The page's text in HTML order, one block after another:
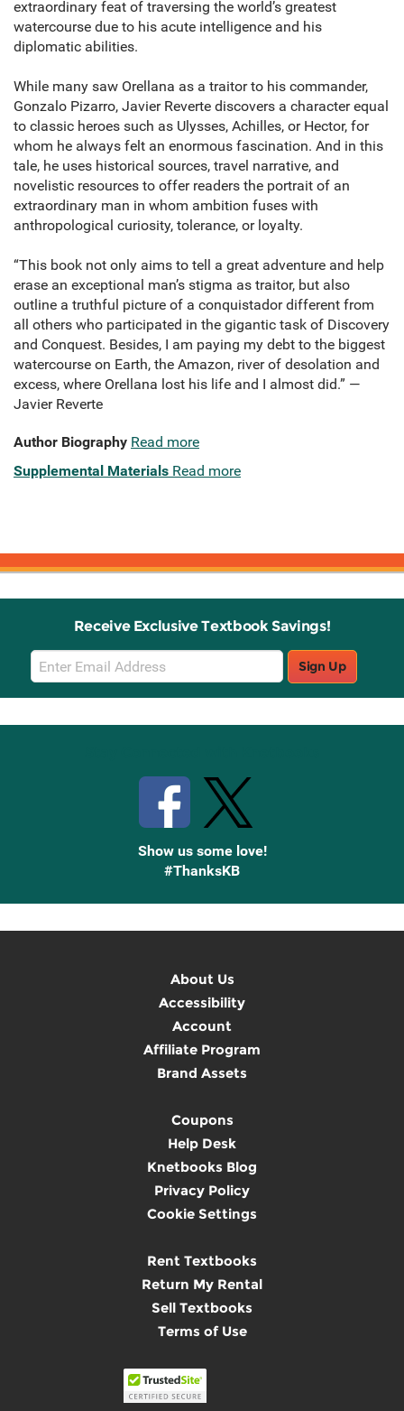
extraordinary feat of traversing the world’s greatest
watercourse due to his acute intelligence and his
diplomatic abilities.
While many saw Orellana as a traitor to his commander,
Gonzalo Pizarro, Javier Reverte discovers a character equal
to classic heroes such as Ulysses, Achilles, or Hector, for
whom he always felt an enormous fascination. And in this
tale, he uses historical sources, travel narrative, and
novelistic resources to offer readers the portrait of an
extraordinary man in whom ambition fuses with
anthropological curiosity, tolerance, or loyalty.
“This book not only aims to tell a great adventure and help
erase an exceptional man’s stigma as traitor, but also
outline a truthful picture of a conquistador different from
all others who participated in the gigantic task of Discovery
and Conquest. Besides, I am paying my debt to the biggest
watercourse on Earth, the Amazon, river of desolation and
excess, where Orellana lost his life and I almost did.” —
Javier Reverte
Author Biography Read more
Supplemental Materials Read more
Receive Exclusive Textbook Savings!
Email
Sign
Up
Sign Up
Show us some love!
#ThanksKB
About Us
Accessibility
Account
Affiliate Program
Brand Assets
Coupons
Help Desk
Knetbooks Blog
Privacy Policy
Cookie Settings
Rent Textbooks
Return My Rental
Sell Textbooks
Terms of Use